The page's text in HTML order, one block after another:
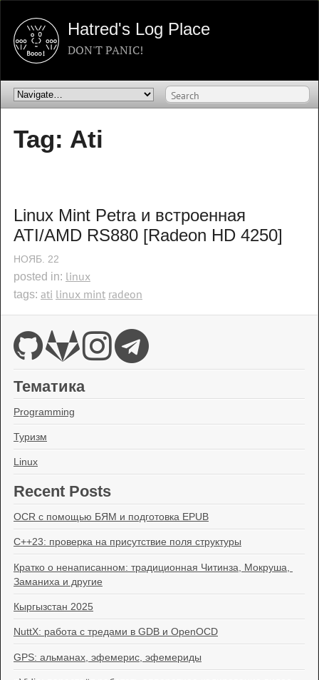
Hatred's Log Place
DON'T PANIC!
Tag: Ati
Linux Mint Petra и встроенная
ATI/AMD RS880 [Radeon HD 4250]
НОЯБ. 22
posted in: linux
tags: ati linux mint radeon
Тематика
Programming
Туризм
Linux
Recent Posts
OCR с помощью БЯМ и подготовка EPUB
C++23: проверка на присутствие поля структуры
Кратко о ненаписанном: традиционная Читинза, Мокруша,
Заманиха и другие
Кыргызстан 2025
NuttX: работа с тредами в GDB и OpenOCD
GPS: альманах, эфемерис, эфемериды